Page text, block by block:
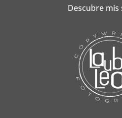
Descubre mis